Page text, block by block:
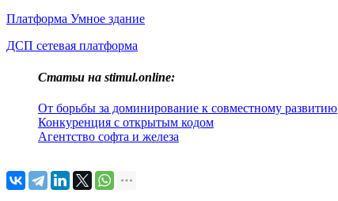
Платформа Умное здание
ДСП сетевая платформа
Статьи на stimul.online:
От борьбы за доминирование к совместному развитию
Конкуренция с открытым кодом
Агентство софта и железа